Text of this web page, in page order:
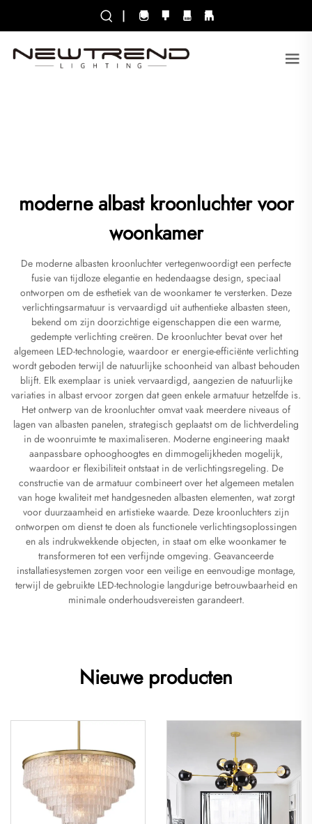
|
moderne albast kroonluchter voor
woonkamer
De moderne albasten kroonluchter vertegenwoordigt een perfecte
fusie van tijdloze elegantie en hedendaagse design, speciaal
ontworpen om de esthetiek van de woonkamer te versterken. Deze
verlichtingsarmatuur is vervaardigd uit authentieke albasten steen,
bekend om zijn doorzichtige eigenschappen die een warme,
gedempte verlichting creëren. De kroonluchter bevat over het
algemeen LED-technologie, waardoor er energie-efficiënte verlichting
wordt geboden terwijl de natuurlijke schoonheid van albast behouden
blijft. Elk exemplaar is uniek vervaardigd, aangezien de natuurlijke
variaties in albast ervoor zorgen dat geen enkele armatuur hetzelfde is.
Het ontwerp van de kroonluchter omvat vaak meerdere niveaus of
lagen van albasten panelen, strategisch geplaatst om de lichtverdeling
in de woonruimte te maximaliseren. Moderne engineering maakt
aanpassbare ophooghoogtes en dimmogelijkheden mogelijk,
waardoor er flexibiliteit ontstaat in de verlichtingsregeling. De
constructie van de armatuur combineert over het algemeen metalen
van hoge kwaliteit met handgesneden albasten elementen, wat zorgt
voor duurzaamheid en artistieke waarde. Deze kroonluchters zijn
ontworpen om dienst te doen als functionele verlichtingsoplossingen
en als indrukwekkende objecten, in staat om elke woonkamer te
transformeren tot een verfijnde omgeving. Geavanceerde
installatiesystemen zorgen voor een veilige en eenvoudige montage,
terwijl de gebruikte LED-technologie langdurige betrouwbaarheid en
minimale onderhoudsvereisten garandeert.
Nieuwe producten